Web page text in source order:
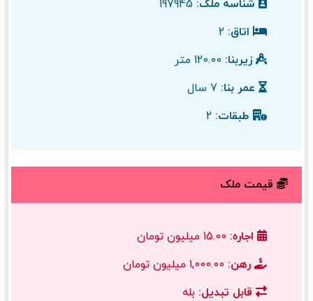
شناسه ملک:
اتاق:
زیربنا:
عمر بنا:
طبقات:
قیمت ملک
اجاره:
رهن:
قابل تبدیل: بله